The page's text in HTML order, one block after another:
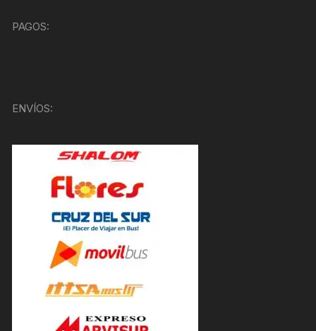
PAGOS:
ENVÍOS: